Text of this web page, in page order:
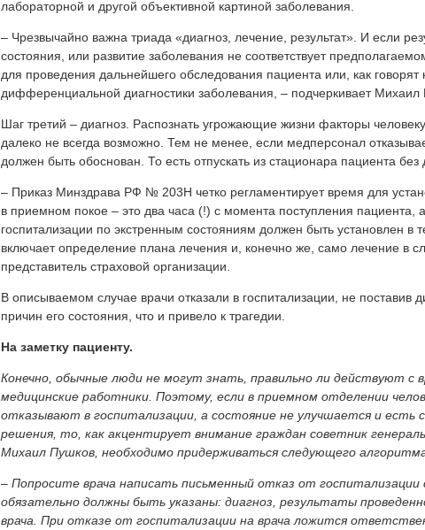
лабораторной и другой объективной картиной заболевания.
– Чрезвычайно важна триада «диагноз, лечение, результат». И если
состояния, или развитие заболевания не соответствует
для проведения дальнейшего обследования пациента или, как
дифференциальной диагностики заболевания, – подчеркивает Михаил
Шаг третий – диагноз. Распознать угрожающие жизни факторы
далеко не всегда возможно. Тем не менее, если медперсонал
должен быть обоснован. То есть отпускать из стационара пациента
– Приказ Минздрава РФ № 203Н четко регламентирует время для
в приемном покое – это два часа (!) с момента поступления пациента,
госпитализации по экстренным состояниям должен быть установлен в
включает определение плана лечения и, конечно же, само лечение в
представитель страховой организации.
В описываемом случае врачи отказали в госпитализации, не поставив
причин его состояния, что и привело к трагедии.
На заметку пациенту.
Конечно, обычные люди не могут знать, правильно ли действуют с
медицинские работники. Поэтому, если в приемном отделении
отказывают в госпитализации, а состояние не улучшается и есть
решения, то, как акцентирует внимание граждан советник
Михаил Пушков, необходимо придерживаться следующего
– Попросите врача написать письменный отказ от госпитализации
обязательно должны быть указаны: диагноз, результаты
врача. При отказе от госпитализации на врача ложится